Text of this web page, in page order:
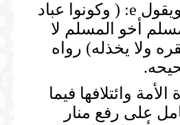
عمران:103] ويقول e: ( وكونوا عباد
أخو المسلم لا
ولا يخذله) رواه
وائتلافها فيما
على رفع منار